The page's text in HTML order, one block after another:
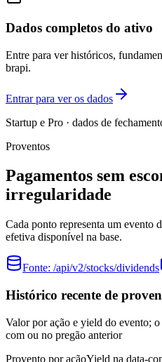
Dados completos do ativo
Entre para ver históricos,
brapi.
Entrar para ver os dados
Startup e Pro · dados de
Proventos
Pagamentos sem
irregularidade
Cada ponto representa um evento
efetiva disponível na base.
Fonte: /api/v2/stocks/dividends
Histórico recente de
Valor por ação e yield do evento;
com ou no pregão anterior
Provento por açãoYield na data-